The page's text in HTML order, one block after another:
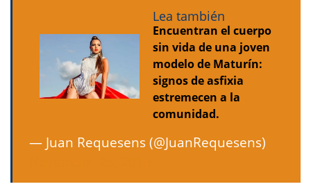
Lea también
Encuentran el cuerpo
sin vida de una joven
modelo de Maturín:
signos de asfixia
estremecen a la
comunidad.
— Juan Requesens (@JuanRequesens)